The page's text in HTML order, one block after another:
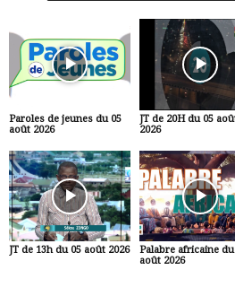
Paroles de jeunes du 05
août 2026
JT de 20H du 05
2026
JT de 13h du 05 août 2026
Palabre africaine du
août 2026